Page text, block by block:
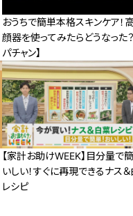
おうちで簡単本格スキンケア！
顔器を使ってみたらどうなった
パチャン】
【家計お助けWEEK】目分量で
いしい！すぐに再現できるナス
レシピ